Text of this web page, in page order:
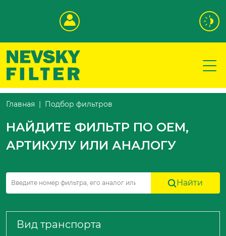
Главная Подбор фильтров
НАЙДИТЕ ФИЛЬТР ПО OEM,
АРТИКУЛУ ИЛИ АНАЛОГУ
Найти